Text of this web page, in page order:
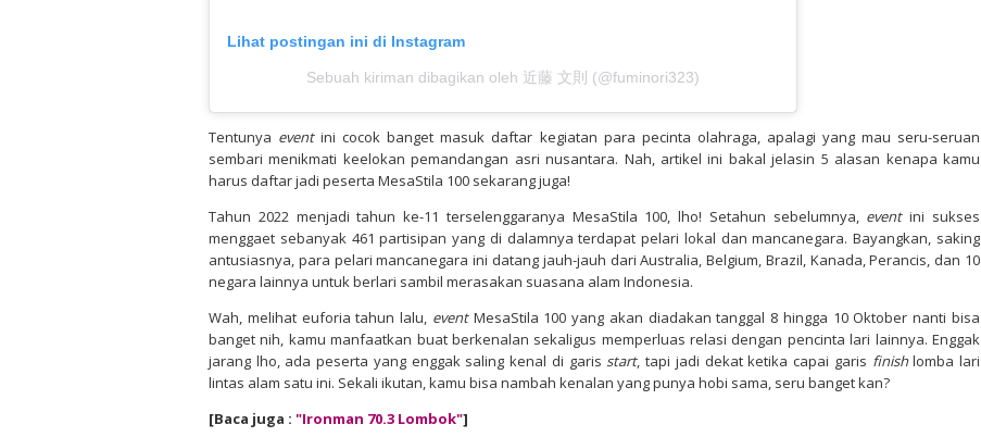
Lihat postingan ini di Instagram
Sebuah kiriman dibagikan oleh 近藤 文則 (@fuminori323)
Tentunya eventini cocok banget masuk daftar kegiatan para pecinta olahraga, apalagi yang mau seru-seruan
sembari menikmati keelokan pemandangan asri nusantara. Nah, artikel ini bakal jelasin 5 alasan kenapa kamu
harus daftar jadi peserta MesaStila 100 sekarang juga!
Tahun 2022 menjadi tahun ke-11 terselenggaranya MesaStila 100, lho! Setahun sebelumnya, eventini sukses
menggaet sebanyak 461 partisipan yang di dalamnya terdapat pelari lokal dan mancanegara. Bayangkan, saking
antusiasnya, para pelari mancanegara ini datang jauh-jauh dari Australia, Belgium, Brazil, Kanada, Perancis, dan 10
negara lainnya untuk berlari sambil merasakan suasana alam Indonesia.
Wah, melihat euforia tahun lalu, eventMesaStila 100 yang akan diadakan tanggal 8 hingga 10 Oktober nanti bisa
banget nih, kamu manfaatkan buat berkenalan sekaligus memperluas relasi dengan pencinta lari lainnya. Enggak
jarang lho, ada peserta yang enggak saling kenal di garisstart, tapi jadi dekat ketika capai garis finishlomba lari
lintas alam satu ini. Sekali ikutan, kamu bisa nambah kenalan yang punya hobi sama, seru banget kan?
[Baca juga : "Ironman 70.3 Lombok"]